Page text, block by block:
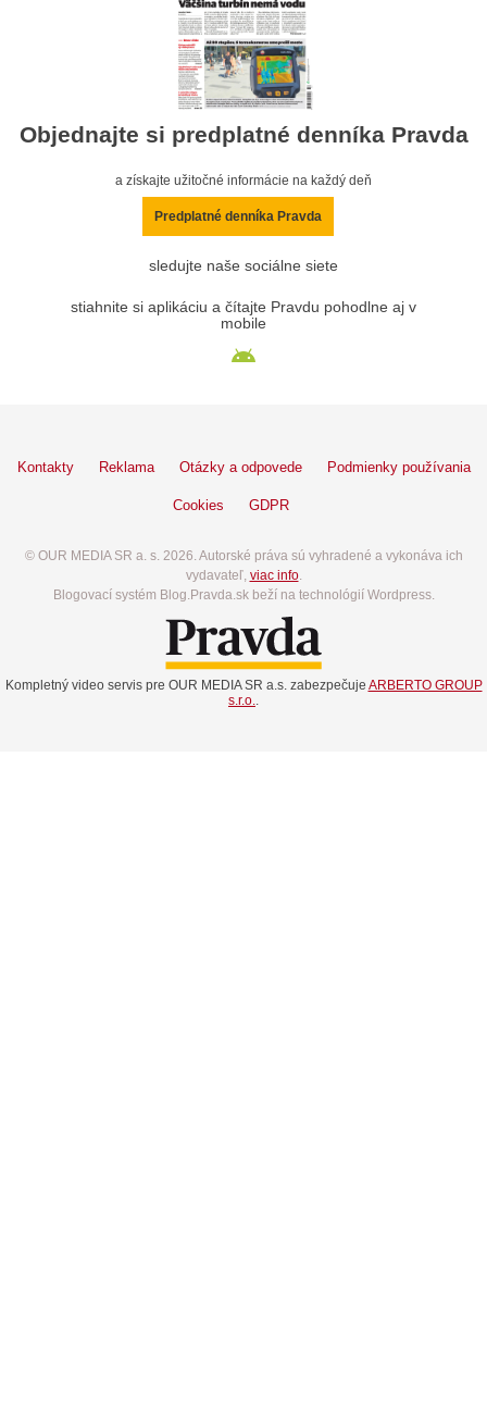
Objednajte si predplatné denníka Pravda
a získajte užitočné informácie na každý deň
Predplatné denníka Pravda
sledujte naše sociálne siete
stiahnite si aplikáciu a čítajte Pravdu pohodlne aj v
mobile
Kontakty Reklama Otázky a odpovede Podmienky používania
Cookies GDPR
© OUR MEDIA SR a. s. 2026. Autorské práva sú vyhradené a vykonáva ich
vydavateľ, viac info.
Blogovací systém Blog.Pravda.sk beží na technológií Wordpress.
Kompletný video servis pre OUR MEDIA SR a.s. zabezpečuje ARBERTO GROUP
s.r.o.